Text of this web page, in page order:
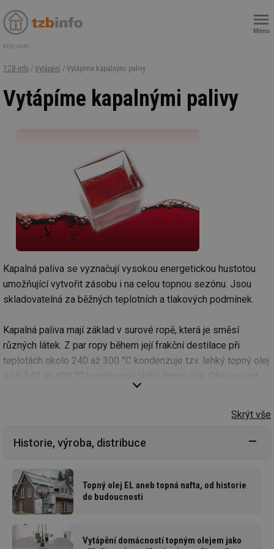
Menu
REKLAMA
TZB-info / Vytápění / Vytápíme kapalnými palivy
Vytápíme kapalnými palivy
Kapalná paliva se vyznačují vysokou energetickou hustotou
umožňující vytvořit zásobu i na celou topnou sezónu. Jsou
skladovatelná za běžných teplotních a tlakových podmínek.
Kapalná paliva mají základ v surové ropě, která je směsí
různých látek. Z par ropy během její frakční destilace při
teplotách okolo 240 až 300 °C kondenzuje tzv. lehký topný olej
sebe liší viskozitou, zápalnou teplotou, obsahem parafinů aj. a
Těžký topný olej se používá ve větších zdrojích tepla, kde není
problém zvýšit jeho nižší viskozitu ohřevem a vyšší teplotu
vzplanutí řešit konstrukcí hořáku.
Lehký topný olej je vlastnostmi podobný motorové naftě, a to
umožňuje jednoduché využití i u malých zdrojů tepla v
rodinném domě. Nejběžnější je topný olej EL s nízkým
obsahem síry pod 0,005 % (hmotnostních) a aditivy, která
Historie, výroba, distribuce
Topný olej EL aneb topná nafta, od historie
do budoucnosti
Vytápění domácností topným olejem jako